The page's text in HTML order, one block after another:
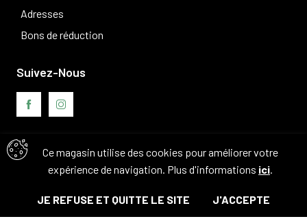
Adresses
Bons de réduction
Ce magasin utilise des cookies pour améliorer votre
expérience de navigation. Plus d'informations ici.
JE REFUSE ET QUITTE LE SITE J'ACCEPTE
Suivez-Nous
Avis clients
© Tous droits réservés. 2026 - Camouflage 83